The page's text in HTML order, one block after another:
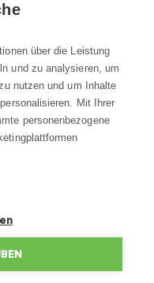
8:00—16:00 Uhr
über die Leistung
und zu analysieren, um
nutzen und um Inhalte
Mit Ihrer
personenbezogene